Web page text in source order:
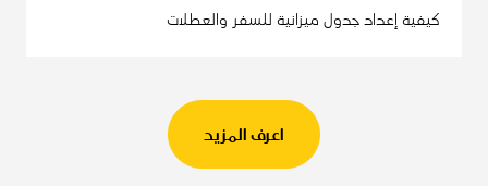
كيفية إعداد جدول ميزانية للسفر والعطلات
اعرف المزيد